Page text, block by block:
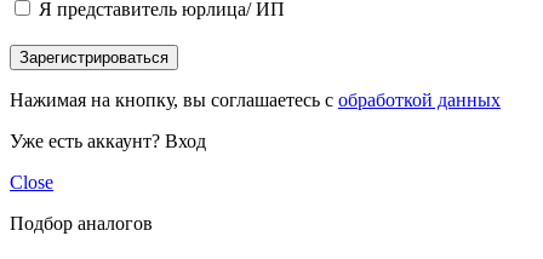
Я представитель юрлица/ ИП
Зарегистрироваться
Нажимая на кнопку, вы соглашаетесь с обработкой данных
Уже есть аккаунт? Вход
Close
Подбор аналогов